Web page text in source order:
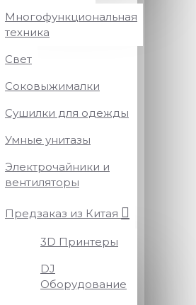
Многофункциональная
техника
Свет
Соковыжималки
Сушилки для одежды
Умные унитазы
Электрочайники и
вентиляторы
Предзаказ из Китая
3D Принтеры
DJ
Оборудование